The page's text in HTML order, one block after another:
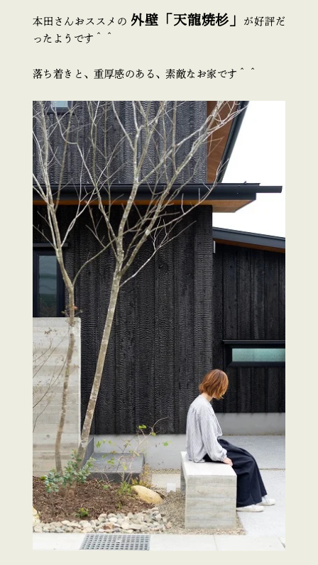
本田さんおススメの 外壁「天龍焼杉」
が好評だ
ったようです＾＾
落ち着きと、重厚感のある、素敵なお家です＾＾